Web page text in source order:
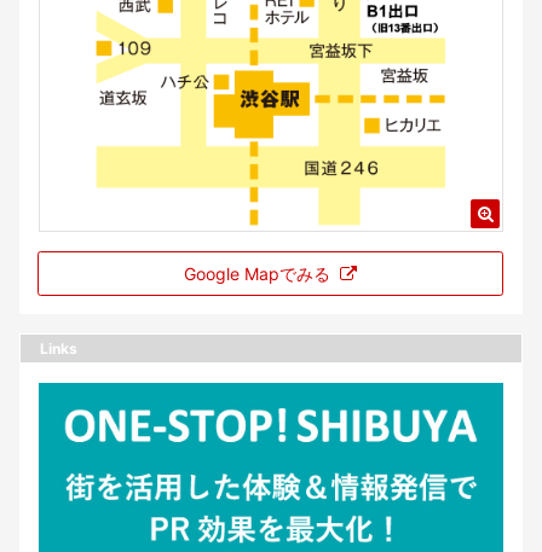
Google Mapでみる
Links